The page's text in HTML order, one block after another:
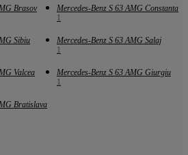
Brasov
Mercedes-Benz S 63 AMG Constanta
1
Sibiu
Mercedes-Benz S 63 AMG Salaj
1
Valcea
Mercedes-Benz S 63 AMG Giurgiu
1
Bratislava